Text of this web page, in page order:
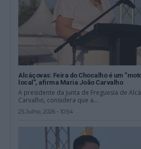
Alcáçovas: Feira do Chocalho é um
local”, afirma Maria João Carvalho
A presidente da Junta de Freguesia de
Carvalho, considera que a...
25 Julho, 2026 - 10:54